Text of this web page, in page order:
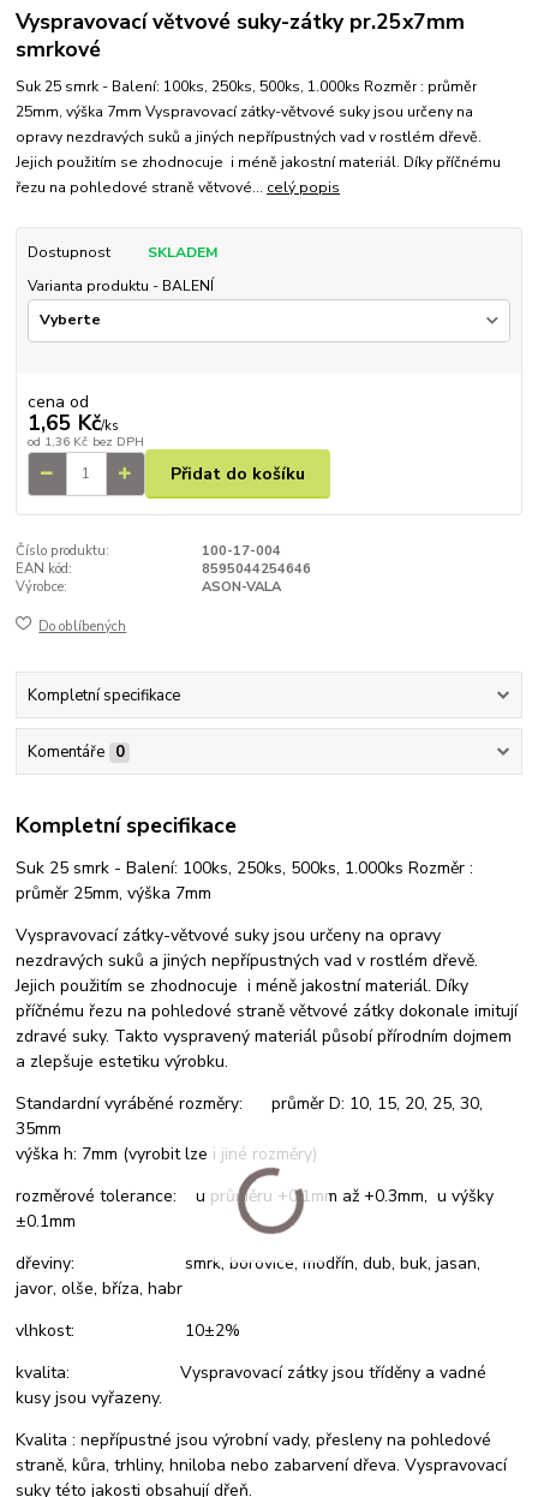
Vyspravovací větvové suky-zátky pr.25x7mm
smrkové
Suk 25 smrk - Balení: 100ks, 250ks, 500ks, 1.000ks Rozměr : průměr
25mm, výška 7mm Vyspravovací zátky-větvové suky jsou určeny na
opravy nezdravých suků a jiných nepřípustných vad v rostlém dřevě.
Jejich použitím se zhodnocuje i méně jakostní materiál. Díky příčnému
řezu na pohledové straně větvové... celý popis
Dostupnost
SKLADEM
Varianta produktu - BALENÍ
cena od
1,65 Kč/ks
od 1,36 Kč bez DPH
Přidat do košíku
Číslo produktu:
100-17-004
EAN kód:
8595044254646
Výrobce:
ASON-VALA
Do oblíbených
Kompletní specifikace
Komentáře 0
Kompletní specifikace
Suk 25 smrk - Balení: 100ks, 250ks, 500ks, 1.000ks Rozměr :
průměr 25mm, výška 7mm
Vyspravovací zátky-větvové suky jsou určeny na opravy
nezdravých suků a jiných nepřípustných vad v rostlém dřevě.
Jejich použitím se zhodnocuje i méně jakostní materiál. Díky
příčnému řezu na pohledové straně větvové zátky dokonale imitují
zdravé suky. Takto vyspravený materiál působí přírodním dojmem
a zlepšuje estetiku výrobku.
Standardní vyráběné rozměry: průměr D: 10, 15, 20, 25, 30,
35mm
výška h: 7mm (vyrobit lze i jiné rozměry)
rozměrové tolerance: u průměru +0.1mm až +0.3mm, u výšky
±0.1mm
dřeviny: smrk, borovice, modřín, dub, buk, jasan,
javor, olše, bříza, habr
vlhkost: 10±2%
kvalita: Vyspravovací zátky jsou tříděny a vadné
kusy jsou vyřazeny.
Kvalita : nepřípustné jsou výrobní vady, přesleny na pohledové
straně, kůra, trhliny, hniloba nebo zabarvení dřeva. Vyspravovací
suky této jakosti obsahují dřeň.